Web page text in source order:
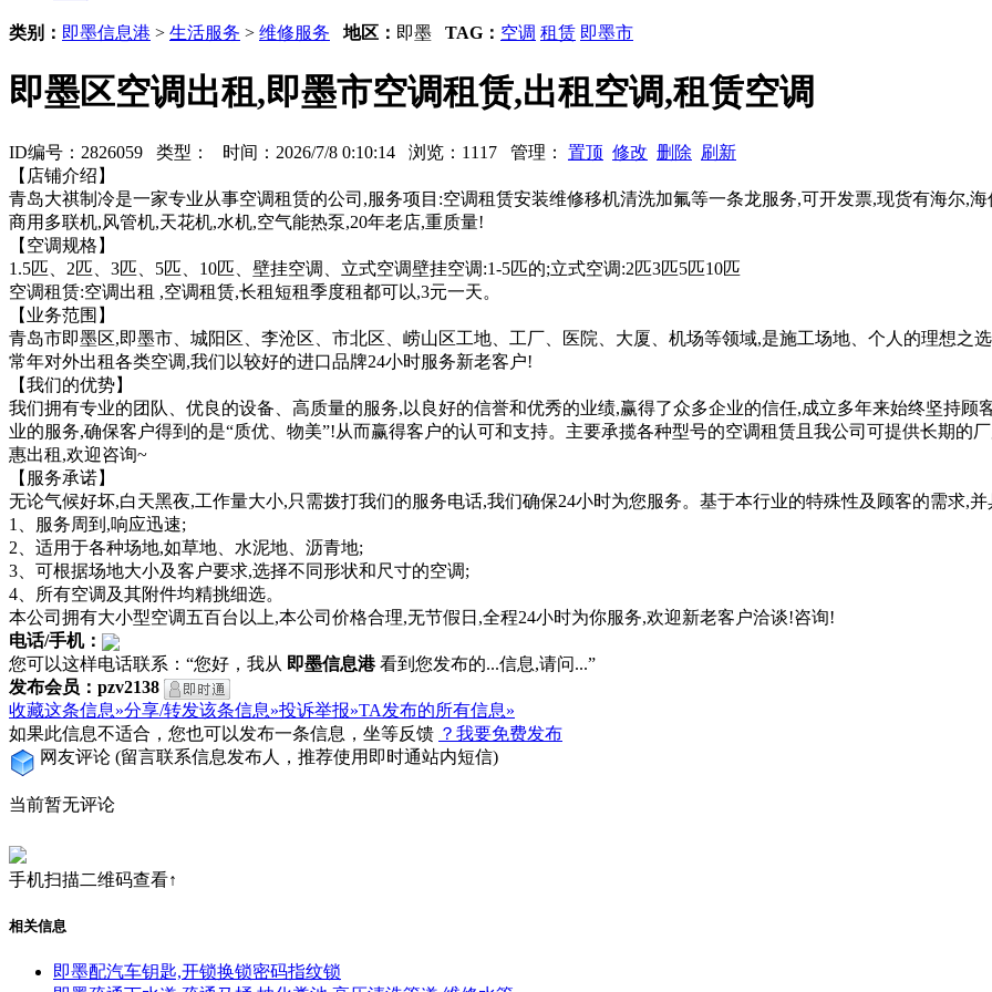
类别： 即墨信息港 > 生活服务 > 维修服务 地区： 即墨 TAG： 空调 租赁 即墨市
即墨区空调出租,即墨市空调租赁,出租空调,租赁空调
ID编号：2826059 类型： 时间：2026/7/8 0:10:14 浏览：1117 管理： 置顶 修改 删除 刷新
【店铺介绍】
青岛大祺制冷是一家专业从事空调租赁的公司,服务项目:空调租赁安装维修移机清洗加氟等一条龙服务,可开发票,现货有海尔,
商用多联机,风管机,天花机,水机,空气能热泵,20年老店,重质量!
【空调规格】
1.5匹、2匹、3匹、5匹、10匹、壁挂空调、立式空调壁挂空调:1-5匹的;立式空调:2匹3匹5匹10匹
空调租赁:空调出租 ,空调租赁,长租短租季度租都可以,3元一天。
【业务范围】
青岛市即墨区,即墨市、城阳区、李沧区、市北区、崂山区工地、工厂、医院、大厦、机场等领域,是施工场地、个人的理想之
常年对外出租各类空调,我们以较好的进口品牌24小时服务新老客户!
【我们的优势】
我们拥有专业的团队、优良的设备、高质量的服务,以良好的信誉和优秀的业绩,赢得了众多企业的信任,成立多年来始终坚持
业的服务,确保客户得到的是“质优、物美”!从而赢得客户的认可和支持。主要承揽各种型号的空调租赁且我公司可提供长期的
惠出租,欢迎咨询~
【服务承诺】
无论气候好坏,白天黑夜,工作量大小,只需拨打我们的服务电话,我们确保24小时为您服务。基于本行业的特殊性及顾客的需求,
1、服务周到,响应迅速;
2、适用于各种场地,如草地、水泥地、沥青地;
3、可根据场地大小及客户要求,选择不同形状和尺寸的空调;
4、所有空调及其附件均精挑细选。
本公司拥有大小型空调五百台以上,本公司价格合理,无节假日,全程24小时为你服务,欢迎新老客户洽谈!咨询!
电话/手机：
您可以这样电话联系：“您好，我从 即墨信息港看到您发布的...信息,请问...”
发布会员：pzv2138
收藏这条信息»分享/转发该条信息»投诉举报»TA发布的所有信息»
如果此信息不适合，您也可以发布一条信息，坐等反馈 ？我要免费发布
网友评论 (留言联系信息发布人，推荐使用即时通站内短信)
当前暂无评论
手机扫描二维码查看↑
相关信息
即墨配汽车钥匙,开锁换锁密码指纹锁